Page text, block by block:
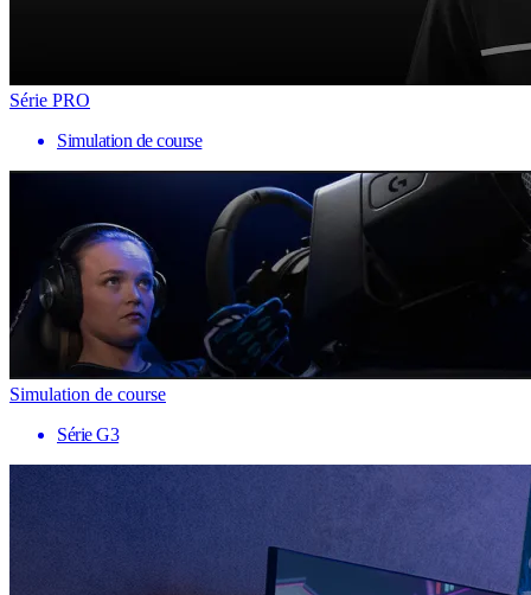
Série PRO
Simulation de course
Simulation de course
Série G3